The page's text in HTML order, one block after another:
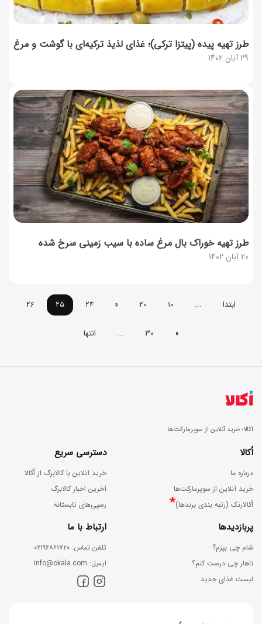
29 آبان 1402
طرز تهیه پیده (پیتزا ترکی)؛ غذای لذیذ ترکیه‌ای با گوشت و مرغ
20 آبان 1402
طرز تهیه خوراک بال مرغ ساده با سیب زمینی سرخ شده
ابتدا ...
10
20
«
24
25
26
»
30
... انتها
اکالا؛ خرید آنلاین از سوپرمارکت‌ها
اُکالا
درباره ما
خرید آنلاین از سوپرمارکت‌ها
اُکالارنک (رتبه بندی برندها)*
دسترسی سریع
خرید آنلاین با کالابرگ از اُکالا
آخرین اخبار کالابرگ
رسپی‌های تابستانه
پربازدیدها
شام چی بپزم؟
ناهار چی درست کنم؟
لیست غذای جدید
ارتباط با ما
ﺗﻠﻔﻦ ﺗﻤﺎس: ۰۲۱۹۶۸۶۱۷۲۰
اﯾﻤﯿﻞ: info@okala.com